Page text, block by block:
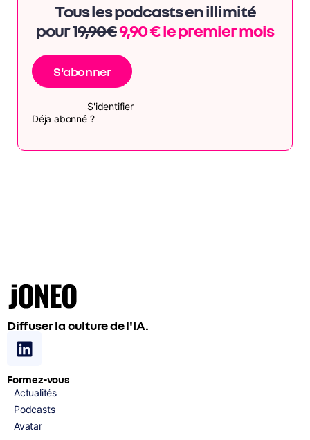
Tous les podcasts en illimité
pour 19,90€9,90 € le premier mois
S'abonner
Déja abonné ?
S'identifier
Diffuser la culture de l'IA.
Formez-vous
Actualités
Podcasts
Avatar